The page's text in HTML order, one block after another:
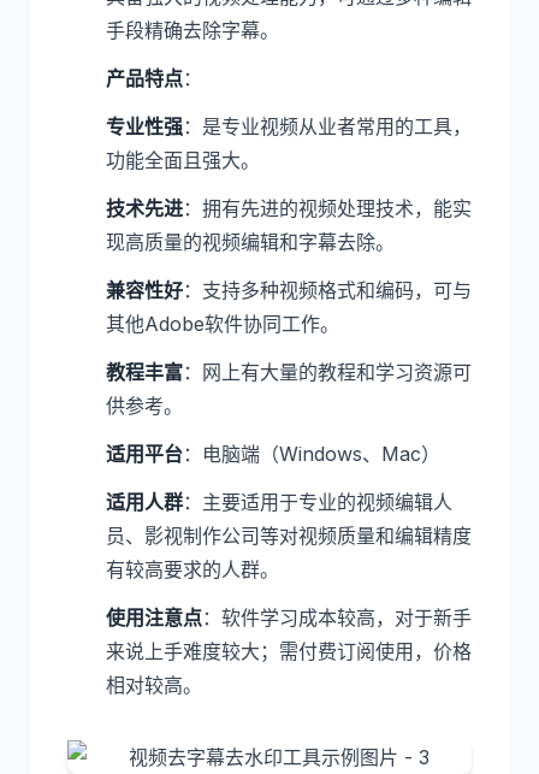
手段精确去除字幕。
产品特点：
专业性强：是专业视频从业者常用的工具，
功能全面且强大。
技术先进：拥有先进的视频处理技术，能实
现高质量的视频编辑和字幕去除。
兼容性好：支持多种视频格式和编码，可与
其他Adobe软件协同工作。
教程丰富：网上有大量的教程和学习资源可
供参考。
适用平台：电脑端（Windows、Mac）
适用人群：主要适用于专业的视频编辑人
员、影视制作公司等对视频质量和编辑精度
有较高要求的人群。
使用注意点：软件学习成本较高，对于新手
来说上手难度较大；需付费订阅使用，价格
相对较高。